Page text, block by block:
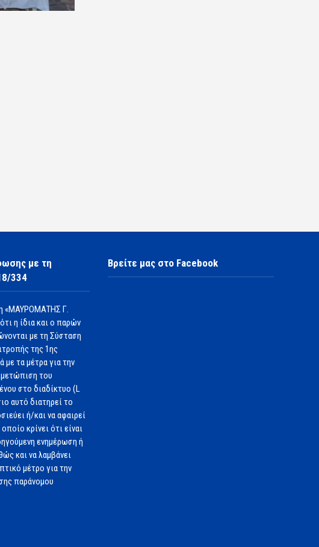
με τη
334
«ΜΑΥΡΟΜΑΤΗΣ Γ.
η ίδια και ο παρών
με τη Σύσταση
της 1ης
με τα μέτρα για την
του
στο διαδίκτυο (L
αυτό διατηρεί το
ή/και να αφαιρεί
κρίνει ότι είναι
ενημέρωση ή
και να λαμβάνει
μέτρο για την
παράνομου
Βρείτε μας στο Facebook